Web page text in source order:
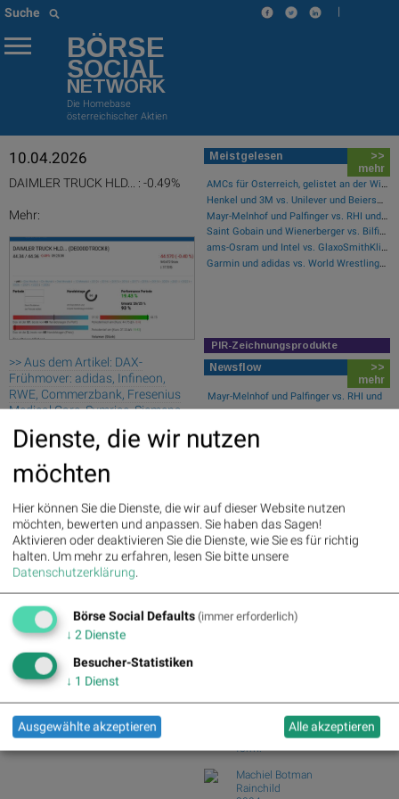
Suche |
BÖRSE
SOCIAL
NETWORK
Die Homebase
österreichischer Aktien
10.04.2026
DAIMLER TRUCK HLD... : -0.49%
Mehr:
>> Aus dem Artikel: DAX-
Frühmover: adidas, Infineon,
RWE, Commerzbank, Fresenius
Medical Care, Symrise, Siemens,
Bayer, E.ON und DAIMLER TRUCK
HLD...
Palfinger : 1.32%
voestalpine : 0.23%
CA Immo : 0.21%» Details
Uniqa : 0.05%» Details
DO&CO : 0.00%» Details
Erste Group : -1.19%» Details
Bawag : -1.34%» Details
» Details
Österreichische Post : -4.48%»
Details
Meistgelesen
>>
mehr
AMCs für Österreich, gelistet an der Wiener Börse
Henkel und 3M vs. Unilever und Beiersdorf – kommentierter KW 32 Peer Group Watch Konsumgüter
Mayr-Melnhof und Palfinger vs. RHI und Andritz – kommentierter KW 32 Peer Group Watch Zykliker Österreich
Saint Gobain und Wienerberger vs. Bilfinger und HeidelbergCement – kommentierter KW 32 Peer Group Watch Bau & Baustoffe
ams-Osram und Intel vs. GlaxoSmithKline und Ford Motor Co. – kommentierter KW 32 Peer Group Watch Global Innovation 1000
Garmin und adidas vs. World Wrestling Entertainment und Manchester United – kommentierter KW 32 Peer Group Watch Sport
PIR-Zeichnungsprodukte
Newsflow
>>
mehr
Mayr-Melnhof und Palfinger vs. RHI und
Swiss Re und Generali Assicuraz. vs.
Zurich Insur...
ArcelorMittal und ThyssenKrupp vs.
Salzgitter und...
Garmin und adidas vs. World Wrestling
Entertainme...
Dutch Shell v...
Börse Social Club Board
form.
Machiel Botman
Rainchild
Dienste, die wir nutzen
möchten
Hier können Sie die Dienste, die wir auf dieser Website nutzen
möchten, bewerten und anpassen. Sie haben das Sagen!
Aktivieren oder deaktivieren Sie die Dienste, wie Sie es für richtig
halten. Um mehr zu erfahren, lesen Sie bitte unsere
Datenschutzerklärung.
Börse Social Defaults (immer erforderlich)
↓ 2 Dienste
Besucher-Statistiken
↓ 1 Dienst
Ausgewählte akzeptieren Alle akzeptieren